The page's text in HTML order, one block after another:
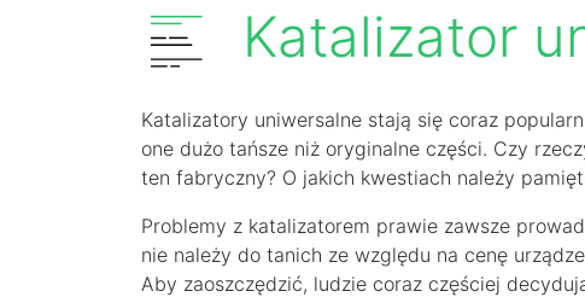
Katalizator
Katalizatory uniwersalne stają się coraz
one dużo tańsze niż oryginalne części. Czy
ten fabryczny? O jakich kwestiach należy
Problemy z katalizatorem prawie zawsze
nie należy do tanich ze względu na cenę
Aby zaoszczędzić, ludzie coraz częściej